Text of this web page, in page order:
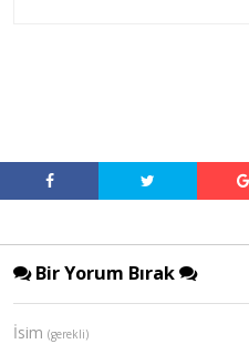
Bir Yorum Bırak
İsim (gerekli)